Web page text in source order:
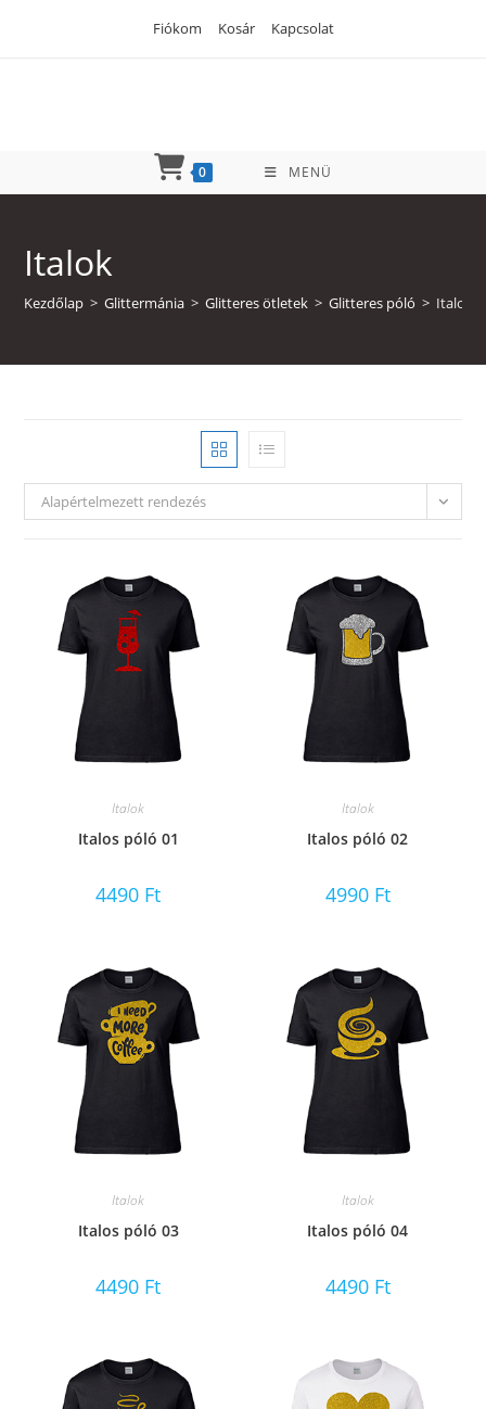
Fiókom Kosár Kapcsolat
0 MENÜ
Italok
Kezdőlap > Glittermánia > Glitteres ötletek > Glitteres póló > Italok
Alapértelmezett rendezés
Italok
Italos póló 01
4490 Ft
Italok
Italos póló 02
4990 Ft
Italok
Italos póló 03
4490 Ft
Italok
Italos póló 04
4490 Ft